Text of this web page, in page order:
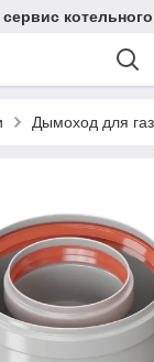
Дымоход для